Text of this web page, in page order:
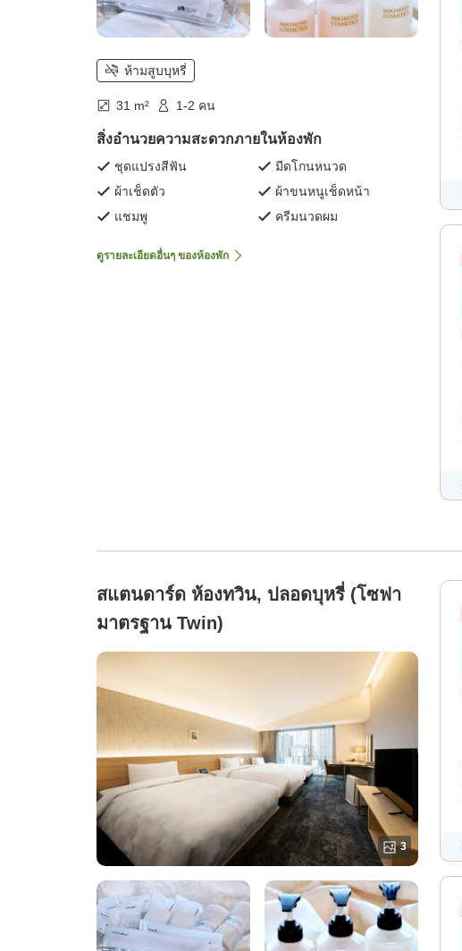
ห้ามสูบบุหรี่
31 m² 1-2 คน
สิ่งอำนวยความสะดวกภายในห้องพัก
ชุดแปรงสีฟัน
มีดโกนหนวด
ผ้าเช็ดตัว
ผ้าขนหนูเช็ดหน้า
แชมพู
ครีมนวดผม
ดูรายละเอียดอื่นๆ ของห้องพัก
สแตนดาร์ด ห้องทวิน, ปลอดบุหรี่ (โซฟา
มาตรฐาน Twin)
3